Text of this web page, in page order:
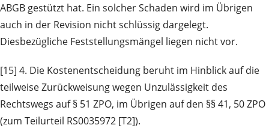
ABGB gestützt hat. Ein solcher Schaden wird im Übrigen
auch in der Revision nicht schlüssig dargelegt.
Diesbezügliche Feststellungsmängel liegen nicht vor.
[15] 4. Die Kostenentscheidung beruht im Hinblick auf die
teilweise Zurückweisung wegen Unzulässigkeit des
Rechtswegs auf § 51 ZPO, im Übrigen auf den §§ 41, 50 ZPO
(zum Teilurteil RS0035972 [T2]).